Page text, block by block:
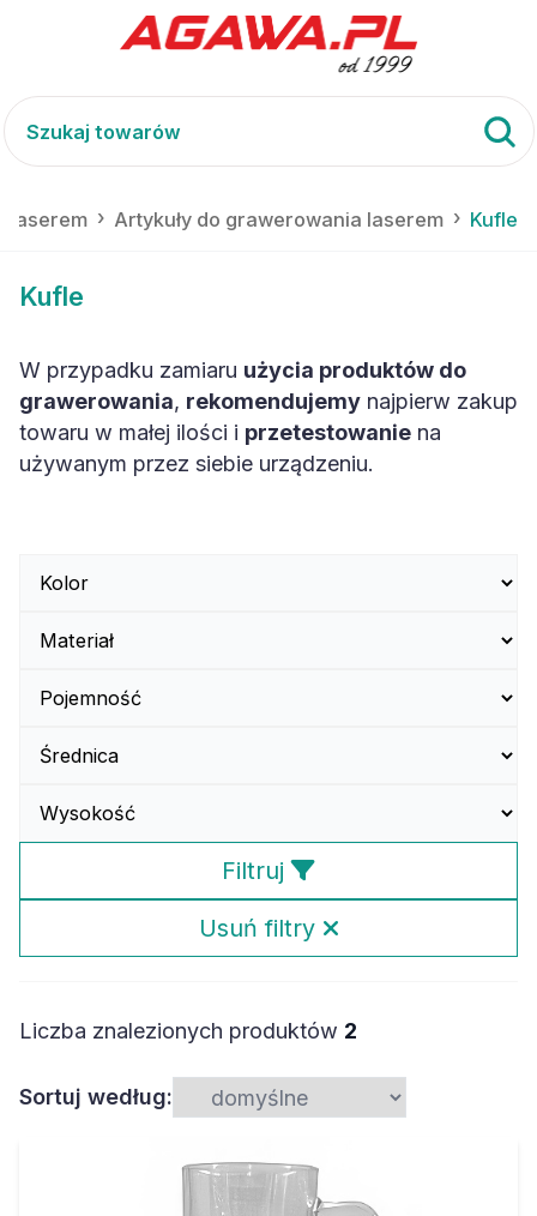
laserem Artykuły do grawerowania laserem Kufle
Kufle
W przypadku zamiaru użycia produktów do
grawerowania, rekomendujemy najpierw zakup
towaru w małej ilości i przetestowanie na
używanym przez siebie urządzeniu.
Filtruj
Usuń filtry
Liczba znalezionych produktów 2
Sortuj według: